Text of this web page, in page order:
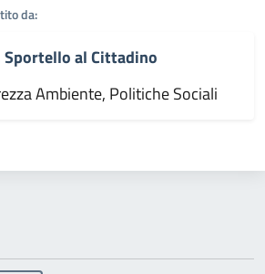
da:
Sportello al Cittadino
Ambiente, Politiche Sociali